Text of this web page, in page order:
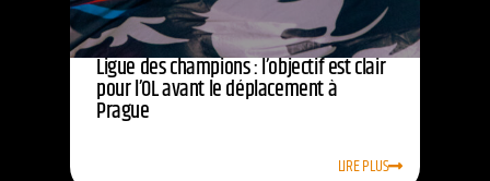
Ligue des champions : l’objectif est clair
pour l’OL avant le déplacement à
Prague
LIRE PLUS